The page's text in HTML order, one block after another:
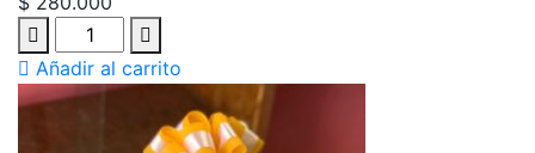
Añadir al carrito